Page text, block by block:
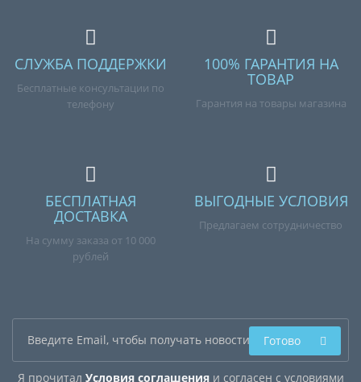
СЛУЖБА ПОДДЕРЖКИ
Бесплатные консультации по
телефону
100% ГАРАНТИЯ НА
ТОВАР
Гарантия на товары магазина
БЕСПЛАТНАЯ
ДОСТАВКА
На сумму заказа от 10 000
рублей
ВЫГОДНЫЕ УСЛОВИЯ
Предлагаем сотрудничество
Я прочитал Условия соглашенияи согласен с условиями
Готово